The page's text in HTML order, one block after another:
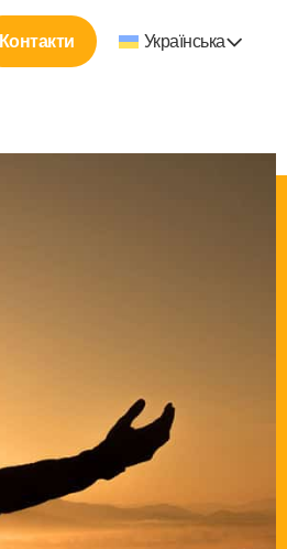
Контакти Українська